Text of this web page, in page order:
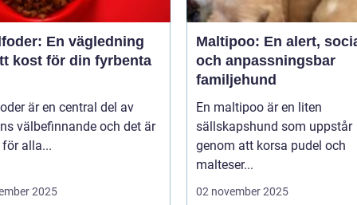
En vägledning
kost för din fyrbenta
är en central del av
välbefinnande och det är
alla...
2025
Maltipoo: En alert,
och anpassningsbar
familjehund
En maltipoo är en liten
sällskapshund som uppstår
genom att korsa pudel och
malteser...
02 november 2025